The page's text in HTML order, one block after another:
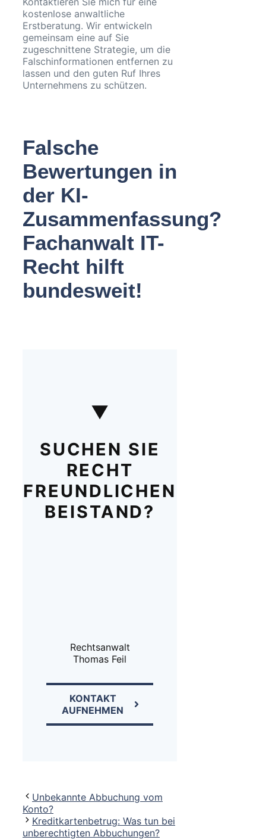
kostenlose anwaltliche
Erstberatung. Wir entwickeln
gemeinsam eine auf Sie
zugeschnittene Strategie, um die
Falschinformationen entfernen zu
lassen und den guten Ruf Ihres
Unternehmens zu schützen.
Falsche
Bewertungen in
der KI-
Zusammenfassung?
Fachanwalt IT-
Recht hilft
bundesweit!
▼
SUCHEN SIE
RECHT
FREUNDLICHEN
BEISTAND?
Rechtsanwalt
Thomas Feil
KONTAKT
AUFNEHMEN
Unbekannte Abbuchung vom
Konto?
Kreditkartenbetrug: Was tun bei
unberechtigten Abbuchungen?